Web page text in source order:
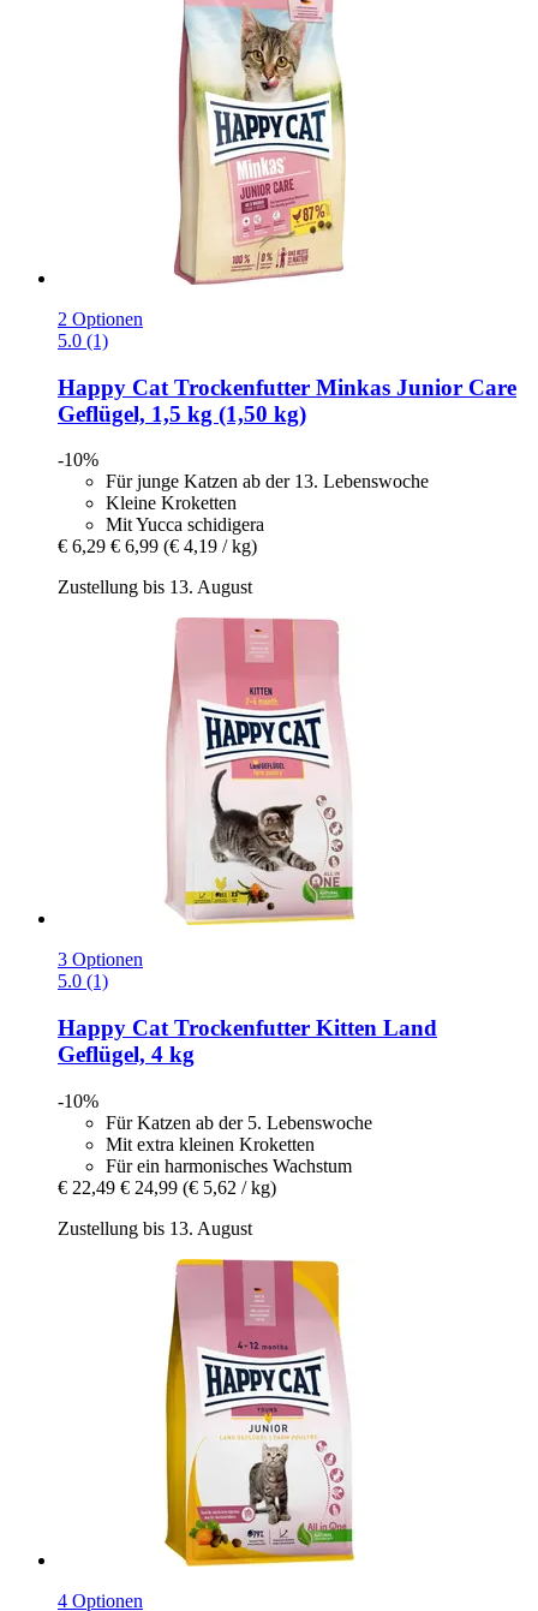
2 Optionen
5.0 (1)
Happy Cat Trockenfutter Minkas Junior Care
Geflügel, 1,5 kg (1,50 kg)
-10%
Für junge Katzen ab der 13. Lebenswoche
Kleine Kroketten
Mit Yucca schidigera
€ 6,29 € 6,99 (€ 4,19 / kg)
Zustellung bis 13. August
3 Optionen
5.0 (1)
Happy Cat Trockenfutter Kitten Land
Geflügel, 4 kg
-10%
Für Katzen ab der 5. Lebenswoche
Mit extra kleinen Kroketten
Für ein harmonisches Wachstum
€ 22,49 € 24,99 (€ 5,62 / kg)
Zustellung bis 13. August
4 Optionen